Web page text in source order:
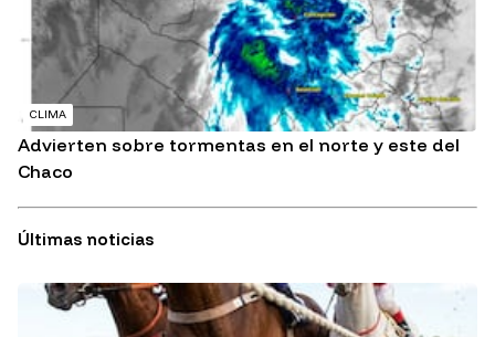
CLIMA
Advierten sobre tormentas en el norte y este del
Chaco
Últimas noticias